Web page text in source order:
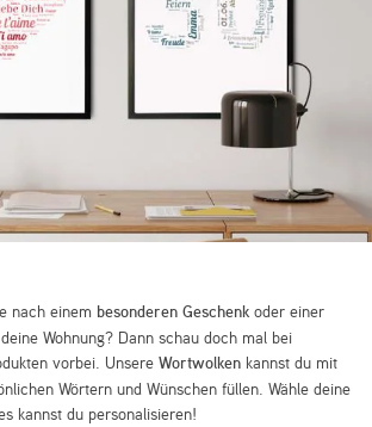
nach einem besonderen Geschenk oder einer
Wohnung? Dann schau doch mal bei
vorbei. UnsereWortwolken kannst du mit
Wörtern und Wünschen füllen. Wähle deine
kannst du personalisieren!